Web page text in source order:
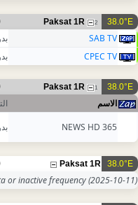
38.0°E
Paksat 1R 2
SAB TV
CPEC TV
38.0°E
Paksat 1R 1
الاسم
365 NEWS HD
38.0°E
Paksat 1R
or inactive frequency(2025-10-11)